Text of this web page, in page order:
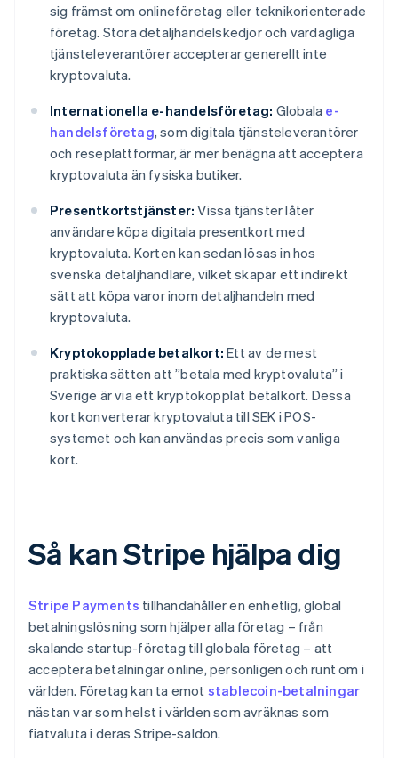
sig främst om onlineföretag eller teknikorienterade
företag. Stora detaljhandelskedjor och vardagliga
tjänsteleverantörer accepterar generellt inte
kryptovaluta.
Internationella e-handelsföretag: Globala e-
handelsföretag, som digitala tjänsteleverantörer
och reseplattformar, är mer benägna att acceptera
kryptovaluta än fysiska butiker.
Presentkortstjänster: Vissa tjänster låter
användare köpa digitala presentkort med
kryptovaluta. Korten kan sedan lösas in hos
svenska detaljhandlare, vilket skapar ett indirekt
sätt att köpa varor inom detaljhandeln med
kryptovaluta.
Kryptokopplade betalkort: Ett av de mest
praktiska sätten att ”betala med kryptovaluta” i
Sverige är via ett kryptokopplat betalkort. Dessa
kort konverterar kryptovaluta till SEK i POS-
systemet och kan användas precis som vanliga
kort.
Så kan Stripe hjälpa dig
Stripe Payments tillhandahåller en enhetlig, global
betalningslösning som hjälper alla företag – från
skalande startup-företag till globala företag – att
acceptera betalningar online, personligen och runt om i
världen. Företag kan ta emot stablecoin-betalningar
nästan var som helst i världen som avräknas som
fiatvaluta i deras Stripe-saldon.